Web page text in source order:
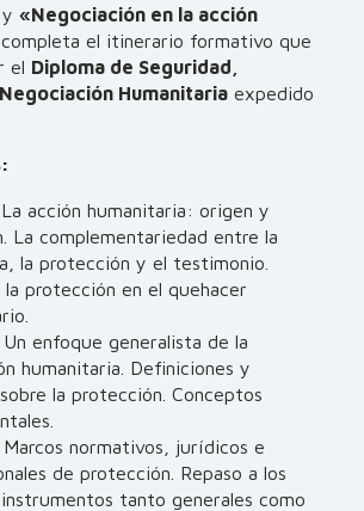
y «Negociación en la acción
completa el itinerario formativo que
el Diploma de Seguridad,
Humanitaria expedido
La acción humanitaria: origen y
La complementariedad entre la
la protección y el testimonio.
la protección en el quehacer
Un enfoque generalista de la
humanitaria. Definiciones y
la protección. Conceptos
Marcos normativos, jurídicos e
de protección. Repaso a los
tanto generales como